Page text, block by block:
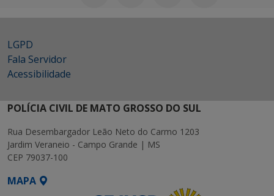
LGPD
Fala Servidor
Acessibilidade
POLÍCIA CIVIL DE MATO GROSSO DO SUL
Rua Desembargador Leão Neto do Carmo 1203
Jardim Veraneio - Campo Grande | MS
CEP 79037-100
MAPA